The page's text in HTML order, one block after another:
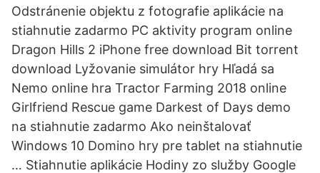
Odstránenie objektu z fotografie aplikácie na
stiahnutie zadarmo PC aktivity program online
Dragon Hills 2 iPhone free download Bit torrent
download Lyžovanie simulátor hry Hľadá sa
Nemo online hra Tractor Farming 2018 online
Girlfriend Rescue game Darkest of Days demo
na stiahnutie zadarmo Ako neinštalovať
Windows 10 Domino hry pre tablet na stiahnutie
… Stiahnutie aplikácie Hodiny zo služby Google